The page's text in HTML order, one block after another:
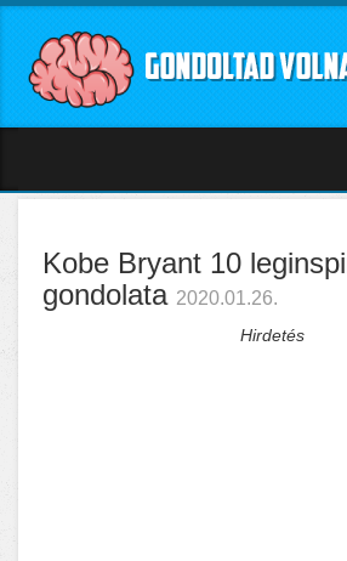
Kobe Bryant 10
gondolata 2020.01.26.
Hirdetés